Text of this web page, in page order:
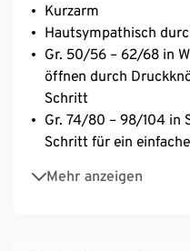
Kurzarm
Hautsympathisch
Gr. 50/56 – 62/68 in
öffnen durch
Schritt
Gr. 74/80 – 98/104 in
Schritt für ein
Mehr anzeigen
Waschbar bei 60 °C
Formbeständig